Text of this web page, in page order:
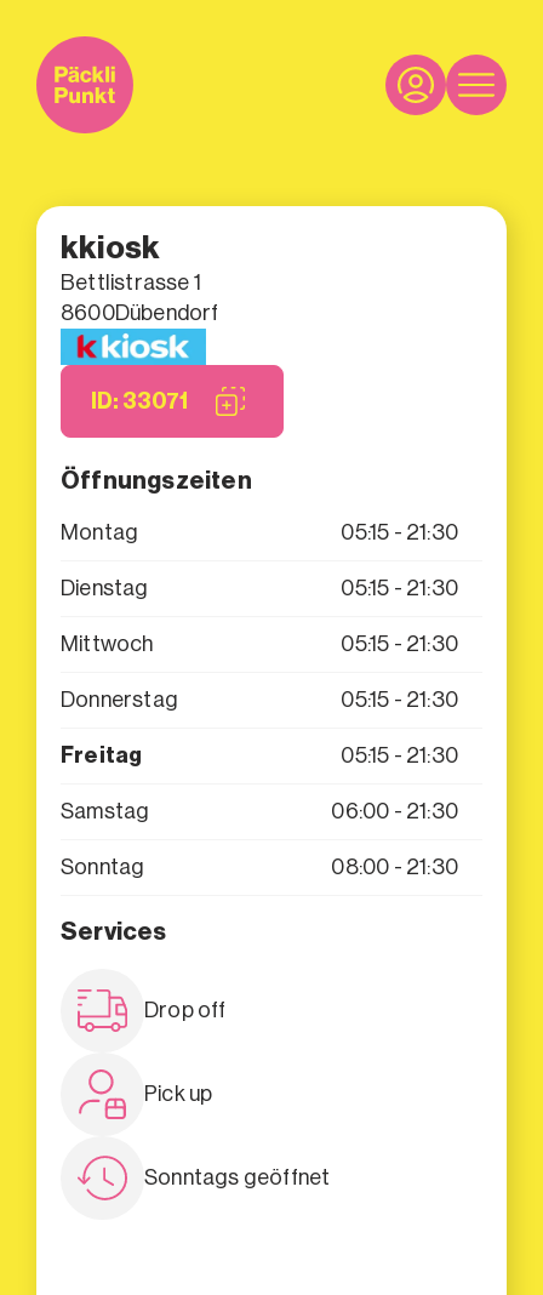
kkiosk
Bettlistrasse 1
8600Dübendorf
ID: 33071
Öffnungszeiten
Montag 05:15 - 21:30
Dienstag 05:15 - 21:30
Mittwoch 05:15 - 21:30
Donnerstag 05:15 - 21:30
Freitag 05:15 - 21:30
Samstag 06:00 - 21:30
Sonntag 08:00 - 21:30
Services
Drop off
Pick up
Sonntags geöffnet